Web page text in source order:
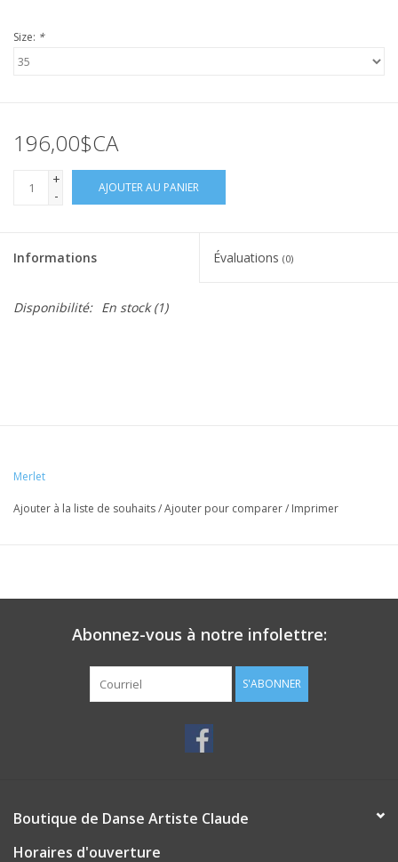
Size: *
196,00$CA
+
-
AJOUTER AU PANIER
Informations Évaluations (0)
Disponibilité: En stock(1)
Merlet
Ajouter à la liste de souhaits/Ajouter pour comparer/ Imprimer
Abonnez-vous à notre infolettre:
S'ABONNER
Boutique de Danse Artiste Claude
Horaires d'ouverture